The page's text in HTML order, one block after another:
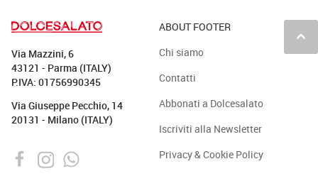
keyboard_arrow_up
Via Mazzini, 6
43121 - Parma (ITALY)
P.IVA: 01756990345
Via Giuseppe Pecchio, 14
20131 - Milano (ITALY)
ABOUT FOOTER
Chi siamo
Contatti
Abbonati a Dolcesalato
Iscriviti alla Newsletter
Privacy & Cookie Policy